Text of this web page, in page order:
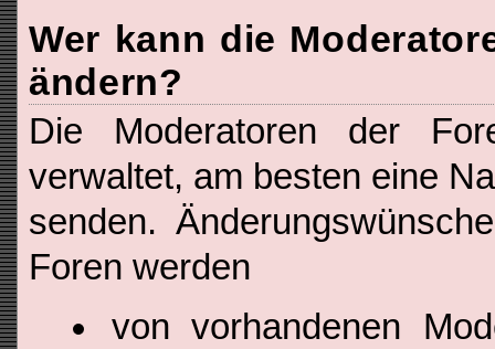
Wer kann die
ändern?
Die Moderatoren der
verwaltet, am besten eine
senden.
Foren werden
von vorhandenen